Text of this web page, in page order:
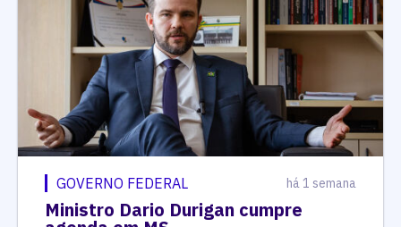
GOVERNO FEDERAL há 1 semana
Ministro Dario Durigan cumpre